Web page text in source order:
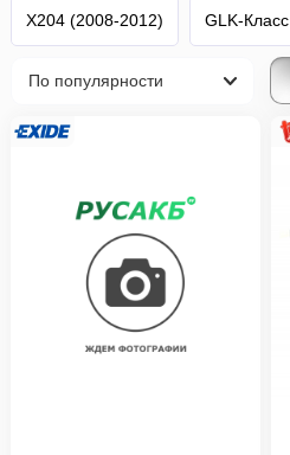
X204 (2008-2012) GLK-Класс